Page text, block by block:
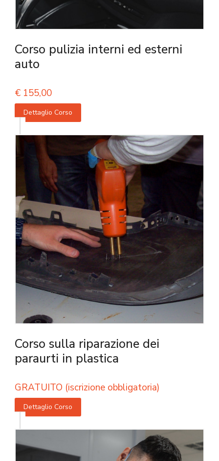
Corso pulizia interni ed esterni
auto
€ 155,00
Dettaglio Corso
Corso sulla riparazione dei
paraurti in plastica
GRATUITO (iscrizione obbligatoria)
Dettaglio Corso